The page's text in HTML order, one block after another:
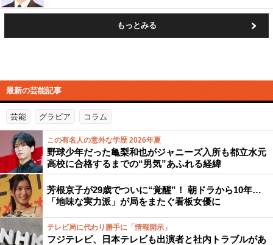
もっとみる
最新の芸能記事
芸能 グラビア コラム
この有名人の意外な学歴 2026年夏
野球少年だった亀梨和也がジャニーズ入所も都立水元
高校に合格するまでの“男気”あふれる経緯
芳根京子が29歳でついに“覚醒”！ 朝ドラから10年…
「地味な実力派」が局をまたぐ看板女優に
テレビ局に代わり勝手に「情報開示」
フジテレビ、日本テレビも出演者と社内トラブルがあ